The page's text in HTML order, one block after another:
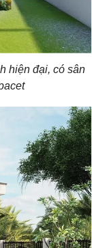
hiện đại, có sân